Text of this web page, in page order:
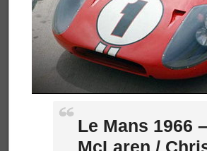
Le Mans 1966
McLaren /